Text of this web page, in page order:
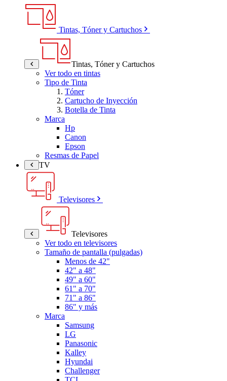
Tintas, Tóner y Cartuchos
Tintas, Tóner y Cartuchos
Ver todo en tintas
Tipo de Tinta
Tóner
Cartucho de Inyección
Botella de Tinta
Marca
Hp
Canon
Epson
Resmas de Papel
TV
Televisores
Televisores
Ver todo en televisores
Tamaño de pantalla (pulgadas)
Menos de 42"
42" a 48"
49" a 60"
61" a 70"
71" a 86"
86" y más
Marca
Samsung
LG
Panasonic
Kalley
Hyundai
Challenger